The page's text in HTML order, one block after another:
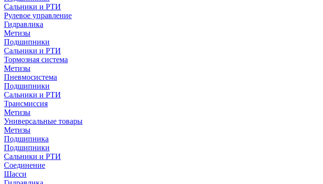
Сальники и РТИ
Рулевое управление
Гидравлика
Метизы
Подшипники
Сальники и РТИ
Тормозная система
Метизы
Пневмосистема
Подшипники
Сальники и РТИ
Трансмиссия
Метизы
Универсальные товары
Метизы
Подшипника
Подшипники
Сальники и РТИ
Соединение
Шасси